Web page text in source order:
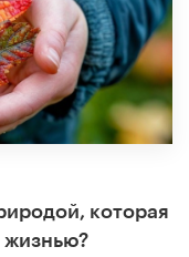
которая
жизнью?